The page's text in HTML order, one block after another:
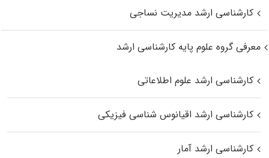
کارشناسی ارشد مدیریت نساجی
معرفی گروه علوم پایه کارشناسی ارشد
کارشناسی ارشد علوم اطلاعاتی
کارشناسی ارشد اقیانوس‌ شناسی فیزیکی
کارشناسی ارشد آمار